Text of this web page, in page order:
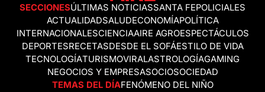
SECCIONESÚLTIMAS NOTICIASSANTA FEPOLICIALES
ACTUALIDADSALUDECONOMÍAPOLÍTICA
INTERNACIONALESCIENCIAAIRE AGROESPECTÁCULOS
DEPORTESRECETASDESDE EL SOFÁESTILO DE VIDA
TECNOLOGÍATURISMOVIRALASTROLOGÍAGAMING
NEGOCIOS Y EMPRESASOCIOSOCIEDAD
TEMAS DEL DÍAFENÓMENO DEL NIÑO